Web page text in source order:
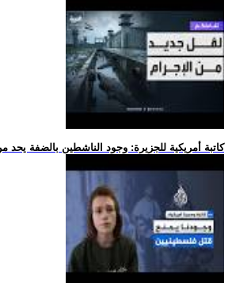
.. كاتبة أمريكية للجزيرة: وجود الناشطين بالضفة يحد